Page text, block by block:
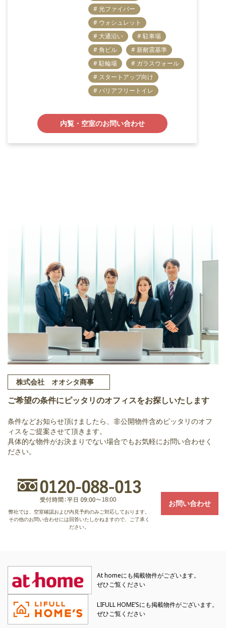
# 光ファイバー
# ウォシュレット
# 大通沿い
# 駐車場
# 角ビル
# 新耐震基準
# 駐輪場
# ガラスウォール
# スタートアップ向け
# バリアフリートイレ
内覧・空室のお問い合わせ
株式会社 オオシタ商事
ご希望の条件にピッタリのオフィスをお探しいたします
条件などお知らせ頂けましたら、非公開物件含めピッタリのオフ
ィスをご提案させて頂きます。
具体的な物件がお決まりでない場合でもお気軽にお問い合わせく
ださい。
弊社では、空室確認および内見予約のみご対応しております。
その他のお問い合わせには回答いたしかねますので、ご了承く
ださい。
お問い合わせ
At homeにも掲載物件がございます。
ぜひご覧ください
LIFULL HOME’Sにも掲載物件がございます。
ぜひご覧ください